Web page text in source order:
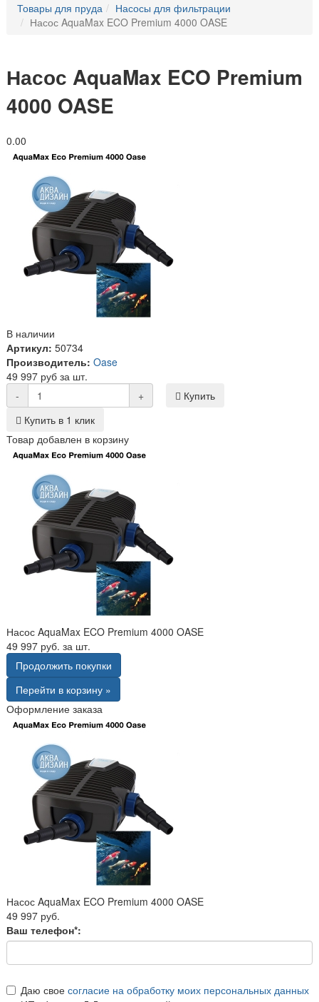
Товары для пруда
Насосы для фильтрации
Насос AquaMax ECO Premium 4000 OASE
Насос AquaMax ECO Premium
4000 OASE
0.00
В наличии
Артикул: 50734
Производитель: Oase
49 997 руб за шт.
-
+
Купить
Купить в 1 клик
Товар добавлен в корзину
Насос AquaMax ECO Premium 4000 OASE
49 997 руб. за шт.
Продолжить покупки
Перейти в корзину »
Оформление заказа
Насос AquaMax ECO Premium 4000 OASE
49 997 руб.
Ваш телефон*:
Даю свое согласие на обработку моих персональных данных